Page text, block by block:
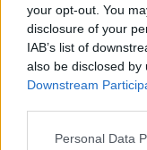
your opt-out. You
disclosure of your
IAB’s list of
also be disclosed
Downstream
Please note that
Personal Data